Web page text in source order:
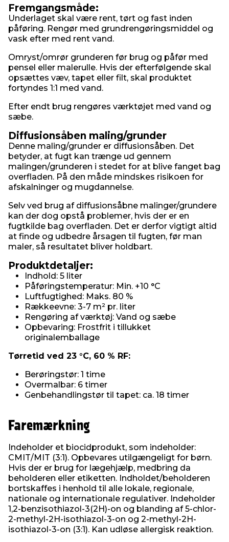
Fremgangsmåde:
Underlaget skal være rent, tørt og fast inden
påføring. Rengør med grundrengøringsmiddel og
vask efter med rent vand.
Omryst/omrør grunderen før brug og påfør med
pensel eller malerulle. Hvis der efterfølgende skal
opsættes væv, tapet eller filt, skal produktet
fortyndes 1:1 med vand.
Efter endt brug rengøres værktøjet med vand og
sæbe.
Diffusionsåben maling/grunder
Denne maling/grunder er diffusionsåben. Det
betyder, at fugt kan trænge ud gennem
malingen/grunderen i stedet for at blive fanget bag
overfladen. På den måde mindskes risikoen for
afskalninger og mugdannelse.
Selv ved brug af diffusionsåbne malinger/grundere
kan der dog opstå problemer, hvis der er en
fugtkilde bag overfladen. Det er derfor vigtigt altid
at finde og udbedre årsagen til fugten, før man
maler, så resultatet bliver holdbart.
Produktdetaljer:
Indhold: 5 liter
Påføringstemperatur: Min. +10 °C
Luftfugtighed: Maks. 80 %
Rækkeevne: 3-7 m² pr. liter
Rengøring af værktøj: Vand og sæbe
Opbevaring: Frostfrit i tillukket
originalemballage
Tørretid ved 23 °C, 60 % RF:
Berøringstør: 1 time
Overmalbar: 6 timer
Genbehandlingstør til tapet: ca. 18 timer
Faremærkning
Indeholder et biocidprodukt, som indeholder:
CMIT/MIT (3:1). Opbevares utilgængeligt for børn.
Hvis der er brug for lægehjælp, medbring da
beholderen eller etiketten. Indholdet/beholderen
bortskaffes i henhold til alle lokale, regionale,
nationale og internationale regulativer. Indeholder
1,2-benzisothiazol-3(2H)-on og blanding af 5-chlor-
2-methyl-2H-isothiazol-3-on og 2-methyl-2H-
isothiazol-3-on (3:1). Kan udløse allergisk reaktion.